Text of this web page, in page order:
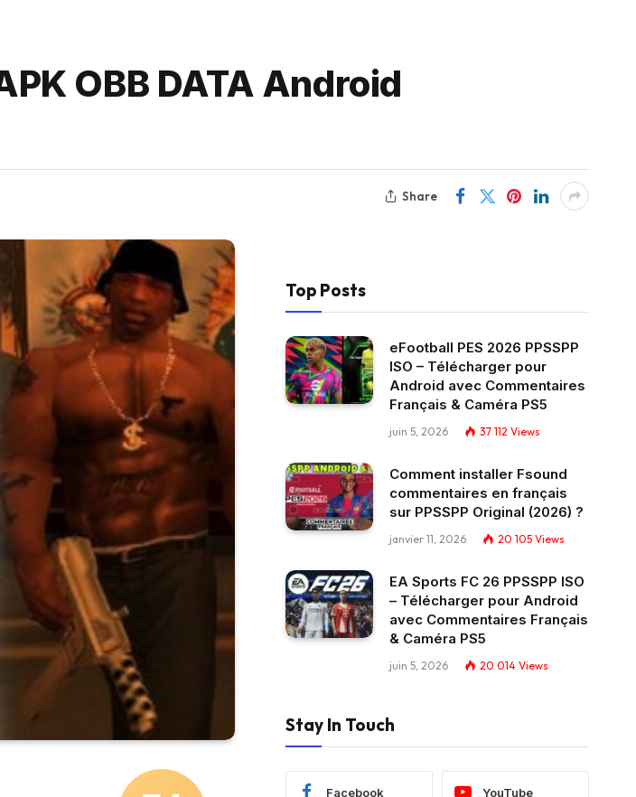
OBB DATA Android
Share
Top Posts
eFootball PES 2026 PPSSPP
ISO – Télécharger pour
Android avec Commentaires
Français & Caméra PS5
juin 5, 2026 37 112 Views
Comment installer Fsound
commentaires en français
sur PPSSPP Original (2026) ?
janvier 11, 2026 20 105 Views
EA Sports FC 26 PPSSPP ISO
– Télécharger pour Android
avec Commentaires Français
& Caméra PS5
juin 5, 2026 20 014 Views
Stay In Touch
Facebook YouTube